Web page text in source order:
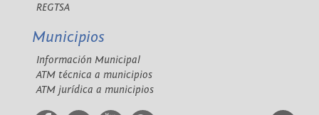
REGTSA
Municipios
Información Municipal
ATM técnica a municipios
ATM jurídica a municipios